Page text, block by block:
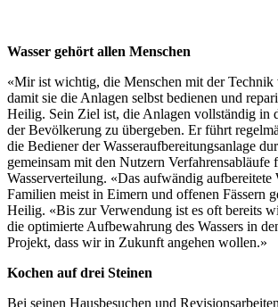
Wasser gehört allen Menschen
«Mir ist wichtig, die Menschen mit der Technik
damit sie die Anlagen selbst bedienen und
Heilig. Sein Ziel ist, die Anlagen vollständig in
der Bevölkerung zu übergeben. Er führt
die Bediener der Wasseraufbereitungsanlage
gemeinsam mit den Nutzern Verfahrensabläufe
Wasserverteilung. «Das aufwändig aufbereitete
Familien meist in Eimern und offenen Fässern
Heilig. «Bis zur Verwendung ist es oft bereits
die optimierte Aufbewahrung des Wassers in
Projekt, dass wir in Zukunft angehen wollen.»
Kochen auf drei Steinen
Bei seinen Hausbesuchen und